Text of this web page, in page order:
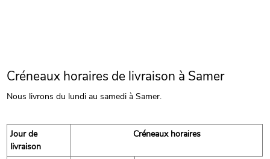
Créneaux horaires de livraison à Samer
Nous livrons du lundi au samedi à Samer.
Jour de
livraison
Créneaux horaires